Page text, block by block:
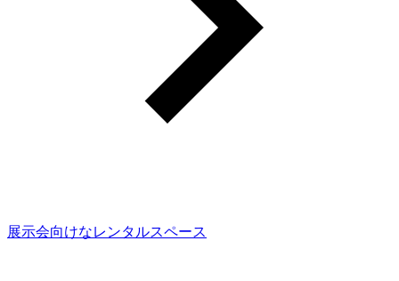
展示会向けなレンタルスペース